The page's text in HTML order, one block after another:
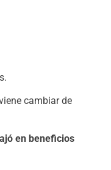
cambiar de
en beneficios